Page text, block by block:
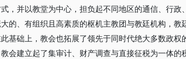
，并以教堂为中心，担负起不同地区的通信、行政
的、有组织且高素质的枢机主教团与教廷机构，教
基础上，教会也拓展了领先于同时代绝大多数政权
会建立起了集审计、财产调查与直接征税为一体的